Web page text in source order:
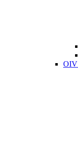
OIV